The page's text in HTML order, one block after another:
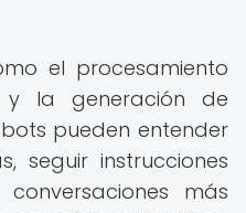
el procesamiento
la generación de
pueden entender
seguir instrucciones
más